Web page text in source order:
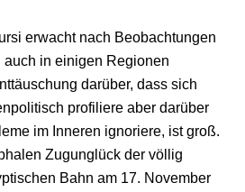
erwacht nach Beobachtungen
in einigen Regionen
darüber, dass sich
profiliere aber darüber
im Inneren ignoriere, ist groß.
Zugunglück der völlig
Bahn am 17. November